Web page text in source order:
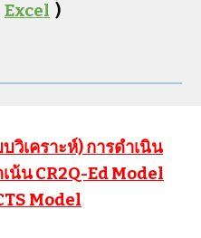
Excel )
วิเคราะห์) การดำเนิน
น้น CR2Q-Ed Model
Model